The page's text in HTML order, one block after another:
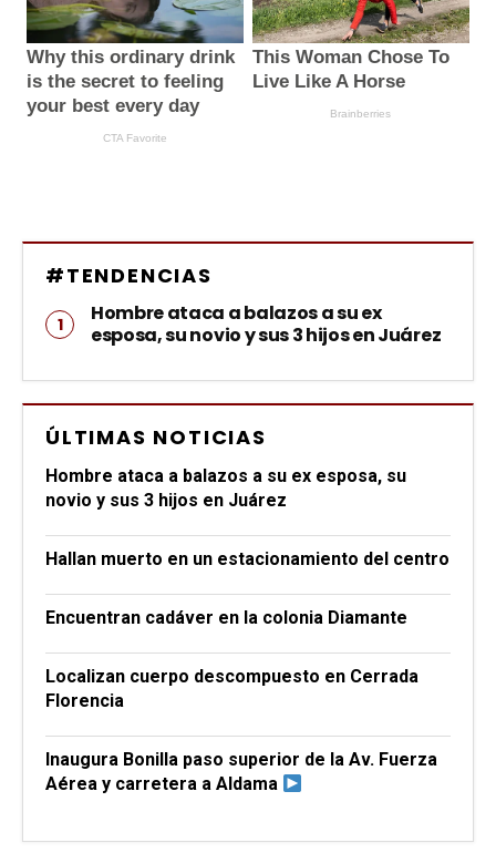
#TENDENCIAS
Hombre ataca a balazos a su ex
esposa, su novio y sus 3 hijos en Juárez
ÚLTIMAS NOTICIAS
Hombre ataca a balazos a su ex esposa, su
novio y sus 3 hijos en Juárez
Hallan muerto en un estacionamiento del centro
Encuentran cadáver en la colonia Diamante
Localizan cuerpo descompuesto en Cerrada
Florencia
Inaugura Bonilla paso superior de la Av. Fuerza
Aérea y carretera a Aldama